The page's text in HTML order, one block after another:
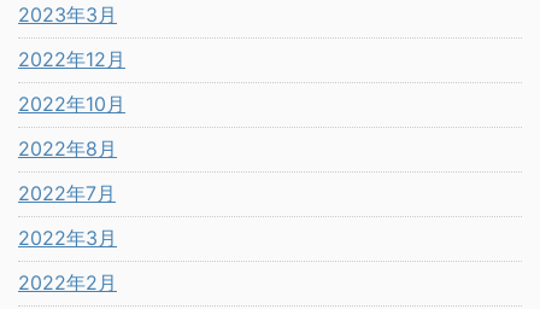
2023年3月
2022年12月
2022年10月
2022年8月
2022年7月
2022年3月
2022年2月